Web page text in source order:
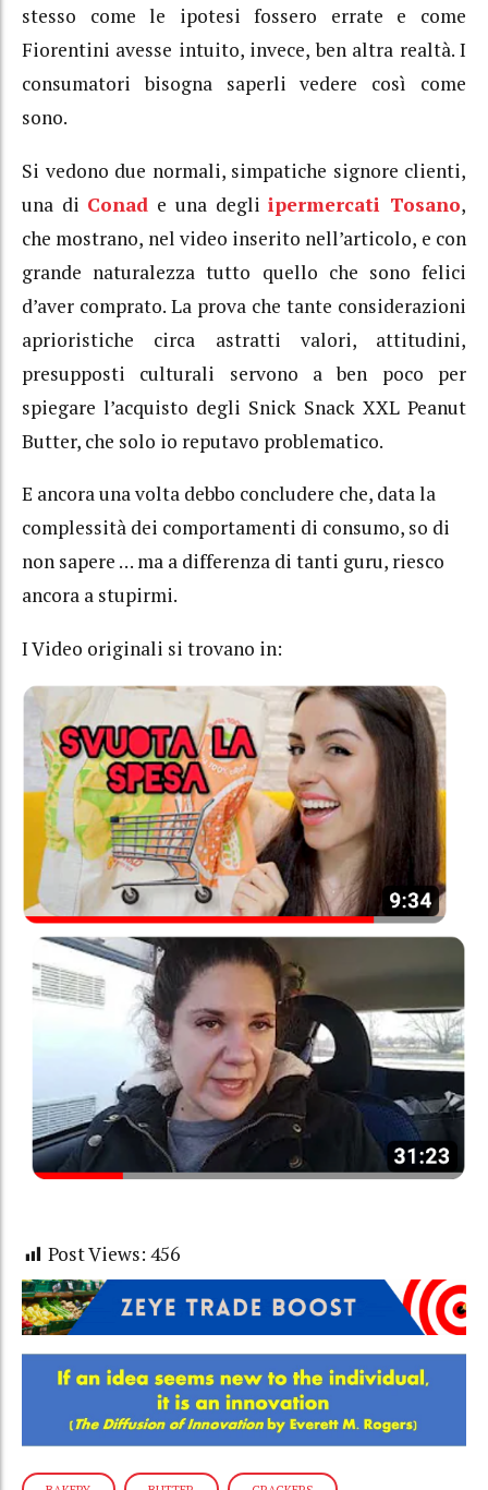
stesso come le ipotesi fossero errate e come
Fiorentini avesse intuito, invece, ben altra realtà. I
consumatori bisogna saperli vedere così come
sono.
Si vedono due normali, simpatiche signore clienti,
una di Conad e una degliipermercati Tosano,
che mostrano, nel video inserito nell’articolo, e con
grande naturalezza tutto quello che sono felici
d’aver comprato. La prova che tante considerazioni
aprioristiche circa astratti valori, attitudini,
presupposti culturali servono a ben poco per
spiegare l’acquisto degli Snick Snack XXL Peanut
Butter, che solo io reputavo problematico.
E ancora una volta debbo concludere che, data la
complessità dei comportamenti di consumo, so di
non sapere … ma a differenza di tanti guru, riesco
ancora a stupirmi.
I Video originali si trovano in:
Post Views: 456